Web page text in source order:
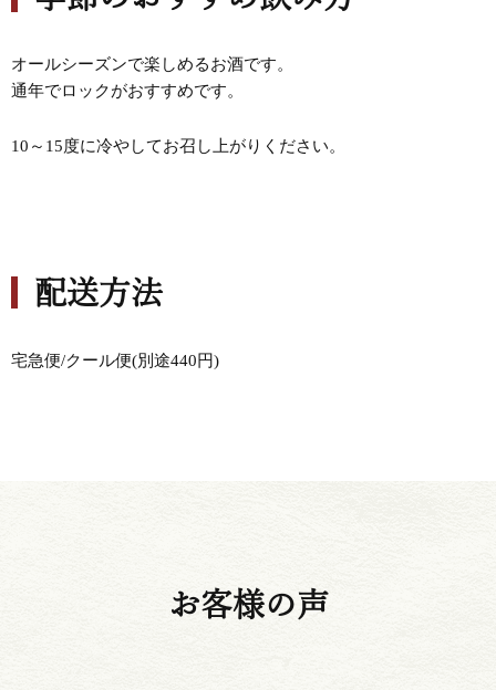
オールシーズンで楽しめるお酒です。
通年でロックがおすすめです。
10～15度に冷やしてお召し上がりください。
配送方法
宅急便/クール便(別途440円)
お客様の声